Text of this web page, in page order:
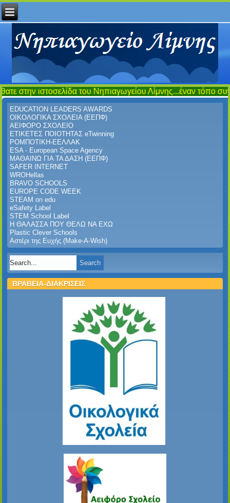
του Νηπιαγωγείου Λίμνης...έναν τόπο
EDUCATION LEADERS AWARDS
ΟΙΚΟΛΟΓΙΚΑ ΣΧΟΛΕΙΑ (ΕΕΠΦ)
ΑΕΙΦΟΡΟ ΣΧΟΛΕΙΟ
ΕΤΙΚΕΤΕΣ ΠΟΙΟΤΗΤΑΣ eTwinning
ΡΟΜΠΟΤΙΚΗ-ΕΕΛΛΑΚ
ESA - European Space Agency
ΜΑΘΑΙΝΩ ΓΙΑ ΤΑ ΔΑΣΗ (ΕΕΠΦ)
SAFER INTERNET
WROHellas
BRAVO SCHOOLS
EUROPE CODE WEEK
STEAM on edu
eSafety Label
STEM School Label
Η ΘΑΛΑΣΣΑ ΠΟΥ ΘΕΛΩ ΝΑ ΕΧΩ
Plastic Clever Schools
Αστέρι της Ευχής (Make-A-Wish)
ΒΡΑΒΕΙΑ-ΔΙΑΚΡΙΣΕΙΣ